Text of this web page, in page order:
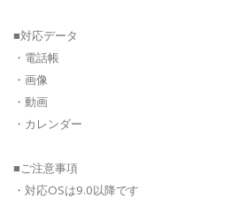
■対応データ
・電話帳
・画像
・動画
・カレンダー
■ご注意事項
・対応OSは9.0以降です